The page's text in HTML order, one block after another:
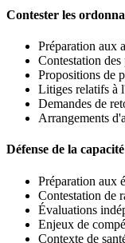
Contester les
Préparation aux
Contestation des
Propositions de
Litiges relatifs à
Demandes de
Arrangements
Défense de la
Préparation aux
Contestation de
Évaluations
Enjeux de
Contexte de